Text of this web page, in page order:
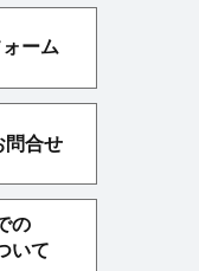
ーム
問合せ
の
いて